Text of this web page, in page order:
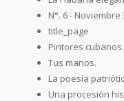
N°. 6 - Noviembre
title_page
Pintores cubanos.
Tus manos.
La poesía
Una procesión